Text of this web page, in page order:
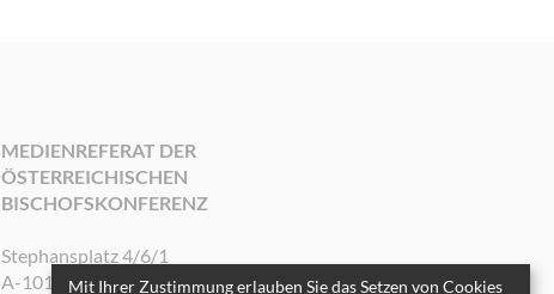
MEDIENREFERAT DER
ÖSTERREICHISCHEN
BISCHOFSKONFERENZ
Stephansplatz 4/6/1
A-1010 WienMit Ihrer Zustimmung erlauben Sie das Setzen von Cookies